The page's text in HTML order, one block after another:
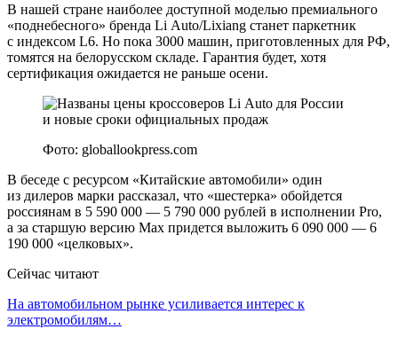
В нашей стране наиболее доступной моделью премиального
«поднебесного» бренда Li Auto/Lixiang станет паркетник
с индексом L6. Но пока 3000 машин, приготовленных для РФ,
томятся на белорусском складе. Гарантия будет, хотя
сертификация ожидается не раньше осени.
Фото: globallookpress.com
В беседе с ресурсом «Китайские автомобили» один
из дилеров марки рассказал, что «шестерка» обойдется
россиянам в 5 590 000 — 5 790 000 рублей в исполнении Pro,
а за старшую версию Max придется выложить 6 090 000 — 6
190 000 «целковых».
Сейчас читают
На автомобильном рынке усиливается интерес к
электромобилям…